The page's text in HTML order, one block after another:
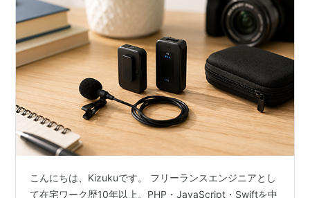
こんにちは、Kizukuです。 フリーランスエンジニアとし
て在宅ワーク歴10年以上。PHP・JavaScript・Swiftを中